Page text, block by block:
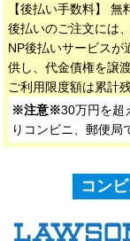
【後払い手数料】 無
後払いのご注文には
NP後払いサービスが
供し、代金債権を譲渡
ご利用限度額は累計
※注意※30万円を超
りコンビニ、郵便局
コン